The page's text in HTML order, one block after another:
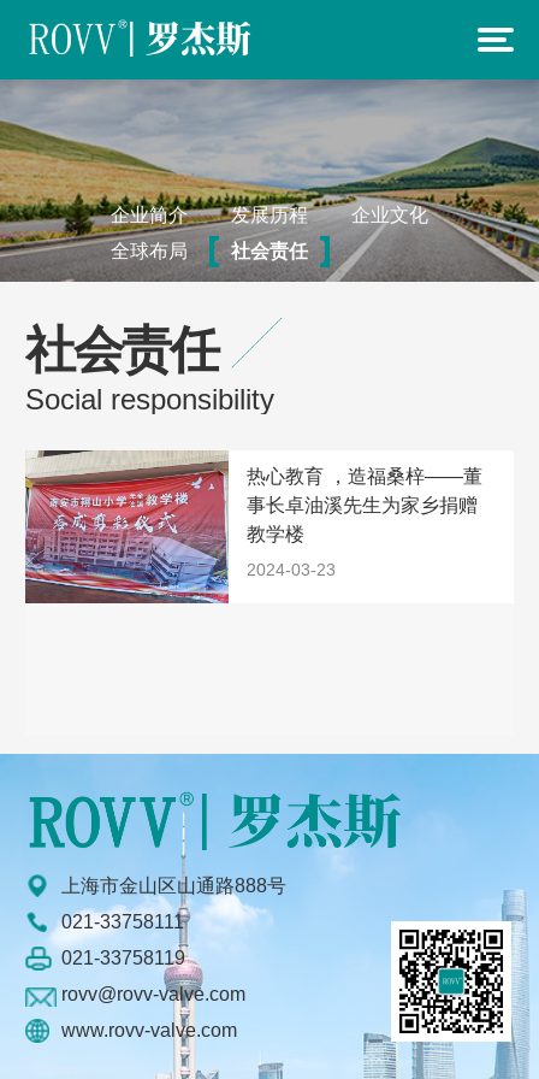
企业简介 发展历程
企业文化
全球布局
社会责任
社会责任
Social responsibility
热心教育 ，造福桑梓——董
事长卓油溪先生为家乡捐赠
教学楼
2024-03-23
上海市金山区山通路888号
021-33758111
021-33758119
rovv@rovv-valve.com
www.rovv-valve.com